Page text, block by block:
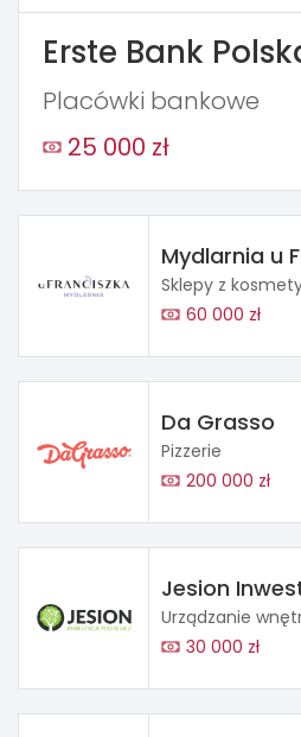
Erste Bank
Placówki bankowe
25 000 zł
Mydlarnia u
Sklepy z
60 000 zł
Da Grasso
Pizzerie
200 000 zł
Jesion
Urządzanie
30 000 zł